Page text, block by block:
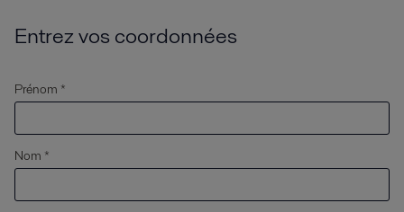
Entrez vos coordonnées
Prénom *
Nom *